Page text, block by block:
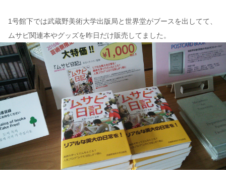
1号館下では武蔵野美術大学出版局と世界堂がブースを出してて、
ムサビ関連本やグッズを昨日だけ販売してました。